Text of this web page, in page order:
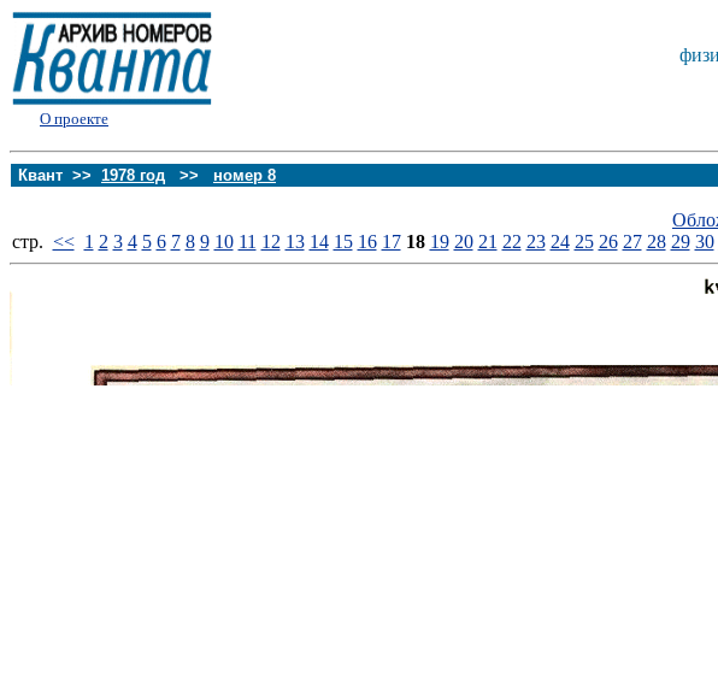
О проекте
Квант >> 1978 год >> номер 8
стp. << 1 2 3 4 5 6 7 8 9 10 11 12 13 14 15 16 17 18 19 20 21 22 23 24 25 26 27 28 29 30